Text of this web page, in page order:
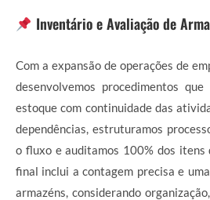
Inventário e Avaliação de
Com a expansão de operações de
desenvolvemos procedimentos
estoque com continuidade das
dependências, estruturamos
o fluxo e auditamos 100% dos
final inclui a contagem precisa e
armazéns, considerando